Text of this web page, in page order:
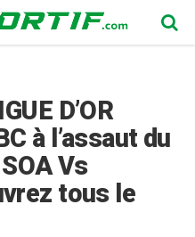
D’OR
à l’assaut du
Vs
tous le